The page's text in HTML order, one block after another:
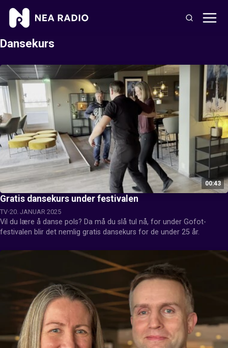
Dansekurs
00:43
Gratis dansekurs under festivalen
TV 20. JANUAR 2025
Vil du lære å danse pols? Da må du slå tul nå, for under Gofot-
festivalen blir det nemlig gratis dansekurs for de under 25 år.